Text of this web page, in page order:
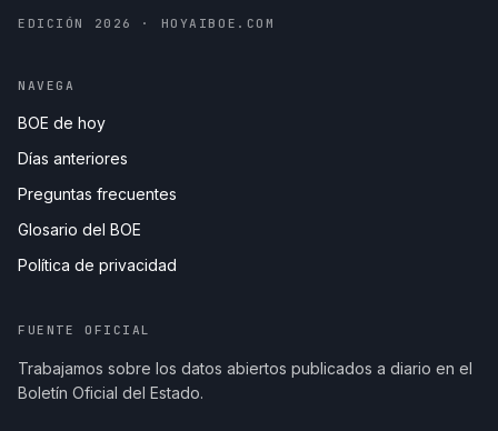
EDICIÓN 2026 · HOYAIBOE.COM
NAVEGA
BOE de hoy
Días anteriores
Preguntas frecuentes
Glosario del BOE
Política de privacidad
FUENTE OFICIAL
Trabajamos sobre los datos abiertos publicados a diario en el
Boletín Oficial del Estado.